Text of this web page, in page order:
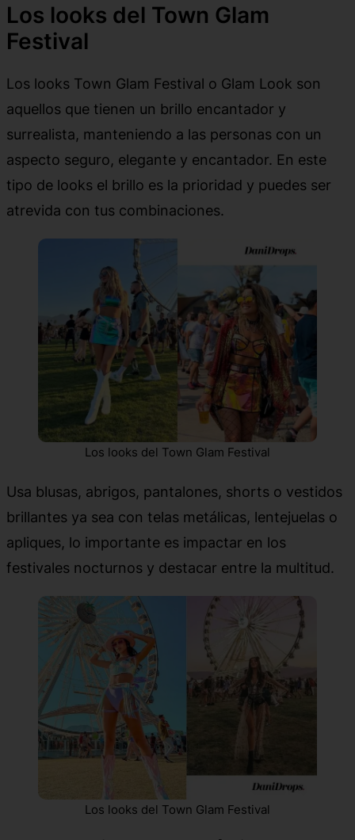
Los looks del Town Glam
Festival
Los looks Town Glam Festival o Glam Look son
aquellos que tienen un brillo encantador y
surrealista, manteniendo a las personas con un
aspecto seguro, elegante y encantador. En este
tipo de looks el brillo es la prioridad y puedes ser
atrevida con tus combinaciones.
Los looks del Town Glam Festival
Usa blusas, abrigos, pantalones, shorts o vestidos
brillantes ya sea con telas metálicas, lentejuelas o
apliques, lo importante es impactar en los
festivales nocturnos y destacar entre la multitud.
Los looks del Town Glam Festival